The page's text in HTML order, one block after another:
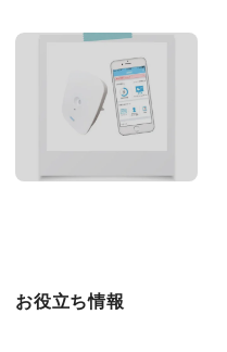
お役立ち情報